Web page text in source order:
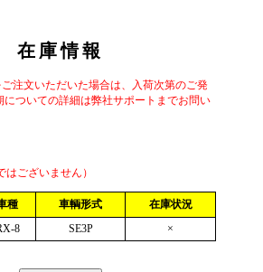
在庫情報
注文いただいた場合は、入荷次第のご発
についての詳細は弊社サポートまでお問い
ございません）
種 車輌形式
在庫状況
8 SE3P ×